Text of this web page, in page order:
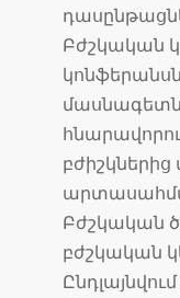
Բժշկական
Բժշկական
բժշկական